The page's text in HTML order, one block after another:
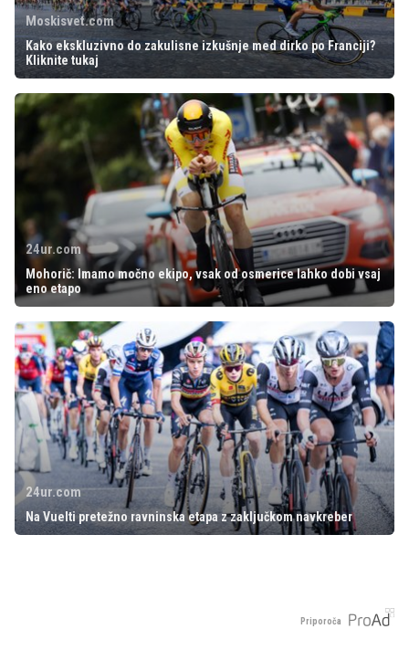
Moskisvet.com
Kako ekskluzivno do zakulisne izkušnje med dirko po Franciji?
Kliknite tukaj
24ur.com
Mohorič: Imamo močno ekipo, vsak od osmerice lahko dobi vsaj
eno etapo
24ur.com
Na Vuelti pretežno ravninska etapa z zaključkom navkreber
Priporoča